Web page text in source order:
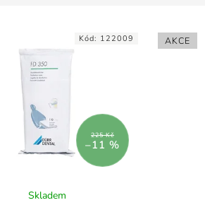
225 Kč
–11 %
Skladem
Kód: 122009 AKCE